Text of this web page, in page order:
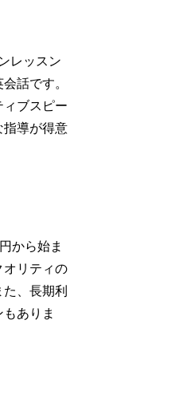
レッスン
話です。
ブスピー
指導が得意
から始ま
オリティの
、長期利
ありま